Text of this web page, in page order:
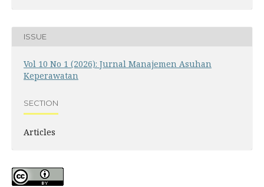
ISSUE
Vol 10 No 1 (2026): Jurnal Manajemen Asuhan
Keperawatan
SECTION
Articles